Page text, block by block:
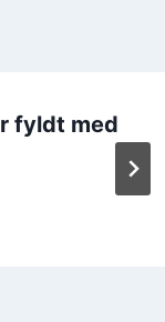
fyldt med